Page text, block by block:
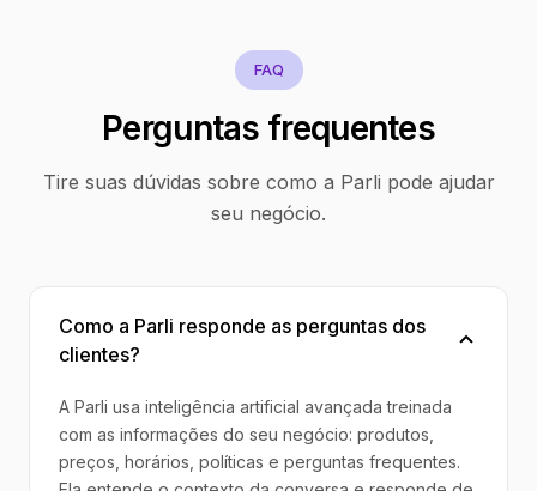
FAQ
Perguntas frequentes
Tire suas dúvidas sobre como a Parli pode ajudar
seu negócio.
Como a Parli responde as perguntas dos
clientes?
A Parli usa inteligência artificial avançada treinada
com as informações do seu negócio: produtos,
preços, horários, políticas e perguntas frequentes.